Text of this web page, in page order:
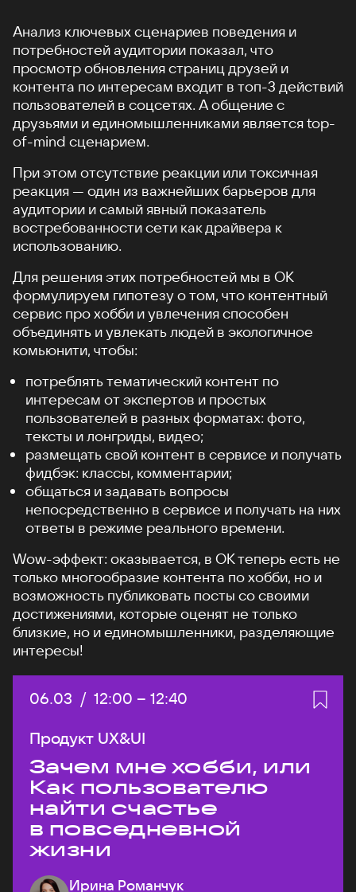
Анализ ключевых сценариев поведения и
потребностей аудитории показал, что
просмотр обновления страниц друзей и
контента по интересам входит в топ-3 действий
пользователей в соцсетях. А общение с
друзьями и единомышленниками является top-
of-mind сценарием.
При этом отсутствие реакции или токсичная
реакция — один из важнейших барьеров для
аудитории и самый явный показатель
востребованности сети как драйвера к
использованию.
Для решения этих потребностей мы в ОК
формулируем гипотезу о том, что контентный
сервис про хобби и увлечения способен
объединять и увлекать людей в экологичное
комьюнити, чтобы:
потреблять тематический контент по
интересам от экспертов и простых
пользователей в разных форматах: фото,
тексты и лонгриды, видео;
размещать свой контент в сервисе и получать
фидбэк: классы, комментарии;
общаться и задавать вопросы
непосредственно в сервисе и получать на них
ответы в режиме реального времени.
Wow-эффект: оказывается, в ОК теперь есть не
только многообразие контента по хобби, но и
возможность публиковать посты со своими
достижениями, которые оценят не только
близкие, но и единомышленники, разделяющие
интересы!
Дата:
06.03 / Начало:
12:00 – Конец:
12:40
Продукт UX&UI
Зачем мне хобби, или
Как пользователю
найти счастье
в повседневной
жизни
Ирина Романчук